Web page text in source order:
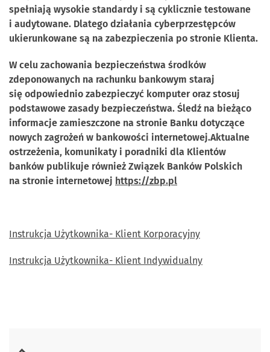
spełniają wysokie standardy i są cyklicznie testowane
i audytowane. Dlatego działania cyberprzestępców
ukierunkowane są na zabezpieczenia po stronie Klienta.
W celu zachowania bezpieczeństwa środków
zdeponowanych na rachunku bankowym staraj
się odpowiednio zabezpieczyć komputer oraz stosuj
podstawowe zasady bezpieczeństwa. Śledź na bieżąco
informacje zamieszczone na stronie Banku dotyczące
nowych zagrożeń w bankowości internetowej.Aktualne
ostrzeżenia, komunikaty i poradniki dla Klientów
banków publikuje również Związek Banków Polskich
na stronie internetowej https://zbp.pl
Instrukcja Użytkownika- Klient Korporacyjny
Instrukcja Użytkownika- Klient Indywidualny